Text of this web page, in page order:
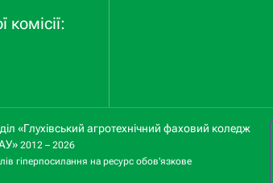
«Глухівський агротехнічний фаховий коледж
2012 – 2026
гіперпосилання на ресурс обов'язкове